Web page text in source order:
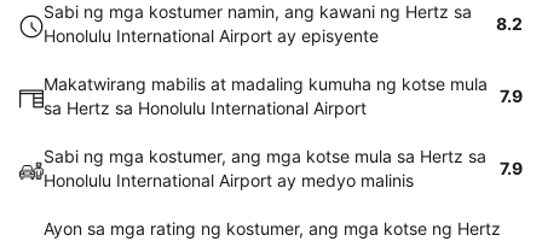
Sabi ng mga kostumer namin, ang kawani ng Hertz sa
Honolulu International Airport ay episyente
8.2
Makatwirang mabilis at madaling kumuha ng kotse mula
sa Hertz sa Honolulu International Airport
7.9
Sabi ng mga kostumer, ang mga kotse mula sa Hertz sa
Honolulu International Airport ay medyo malinis
7.9
Ayon sa mga rating ng kostumer, ang mga kotse ng Hertz